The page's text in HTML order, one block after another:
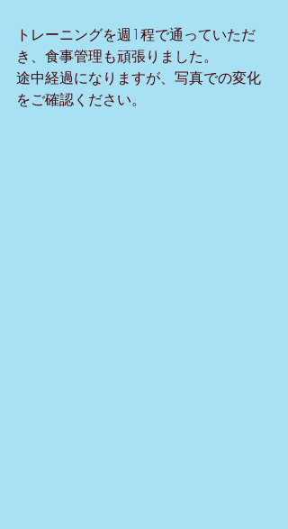
トレーニングを週1程で通っていただ
き、食事管理も頑張りました。
途中経過になりますが、写真での変化
をご確認ください。